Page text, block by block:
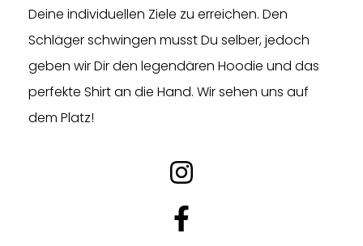
Deine individuellen Ziele zu erreichen. Den
Schläger schwingen musst Du selber, jedoch
geben wir Dir den legendären Hoodie und das
perfekte Shirt an die Hand. Wir sehen uns auf
dem Platz!